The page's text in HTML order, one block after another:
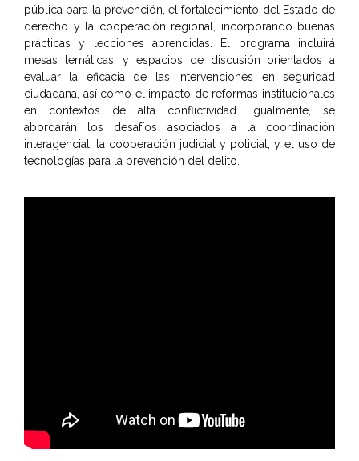
pública para la prevención, el fortalecimiento del Estado de
derecho y la cooperación regional, incorporando buenas
prácticas y lecciones aprendidas. El programa incluirá
mesas temáticas, y espacios de discusión orientados a
evaluar la eficacia de las intervenciones en seguridad
ciudadana, así como el impacto de reformas institucionales
en contextos de alta conflictividad. Igualmente, se
abordarán los desafíos asociados a la coordinación
interagencial, la cooperación judicial y policial, y el uso de
tecnologías para la prevención del delito.